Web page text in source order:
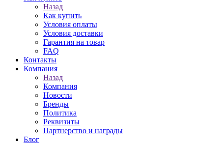
Назад
Как купить
Условия оплаты
Условия доставки
Гарантия на товар
FAQ
Контакты
Компания
Назад
Компания
Новости
Бренды
Политика
Реквизиты
Партнерство и награды
Блог